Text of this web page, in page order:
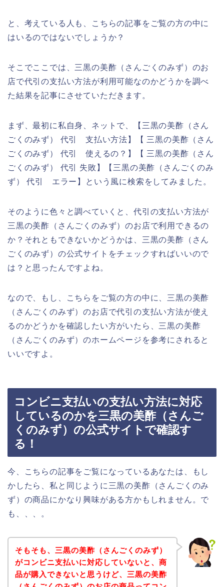
と、考えている人も、こちらの記事をご覧の方の中に
はいるのではないでしょうか？
そこでここでは、三黒の美酢（さんごくのみず）のお
店で代引の支払い方法が利用可能なのかどうかを調べ
た結果を記事にさせていただきます。
まず、最初に私自身、ネットで、【三黒の美酢（さん
ごくのみず） 代引 支払い方法】【 三黒の美酢（さん
ごくのみず） 代引 使えるの？】【 三黒の美酢（さん
ごくのみず） 代引 失敗】【三黒の美酢（さんごくのみ
ず） 代引 エラー】という風に検索をしてみました。
そのように色々と調べていくと、代引の支払い方法が
三黒の美酢（さんごくのみず）のお店で利用できるの
か？それともできないかどうかは、三黒の美酢（さん
ごくのみず）の公式サイトをチェックすればいいので
は？と思ったんですよね。
なので、もし、こちらをご覧の方の中に、三黒の美酢
（さんごくのみず）のお店で代引の支払い方法が使え
るのかどうかを確認したい方がいたら、三黒の美酢
（さんごくのみず）のホームページを参考にされると
いいですよ。
コンビニ支払いの支払い方法に対応
しているのかを三黒の美酢（さんご
くのみず）の公式サイトで確認す
る！
今、こちらの記事をご覧になっているあなたは、もし
かしたら、私と同じように三黒の美酢（さんごくのみ
ず）の商品にかなり興味がある方かもしれません。で
も、、、。
そもそも、三黒の美酢（さんごくのみず）
がコンビニ支払いに対応していないと、商
品が購入できないと思うけど、三黒の美酢